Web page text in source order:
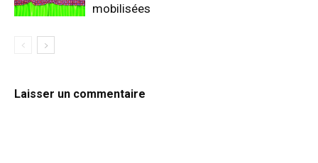
mobilisées
Laisser un commentaire